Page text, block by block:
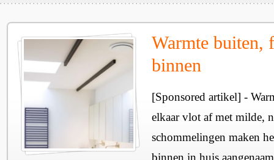
Warmte buiten,
binnen
[Sponsored artikel] -
elkaar vlot af met milde,
schommelingen maken
binnen in huis